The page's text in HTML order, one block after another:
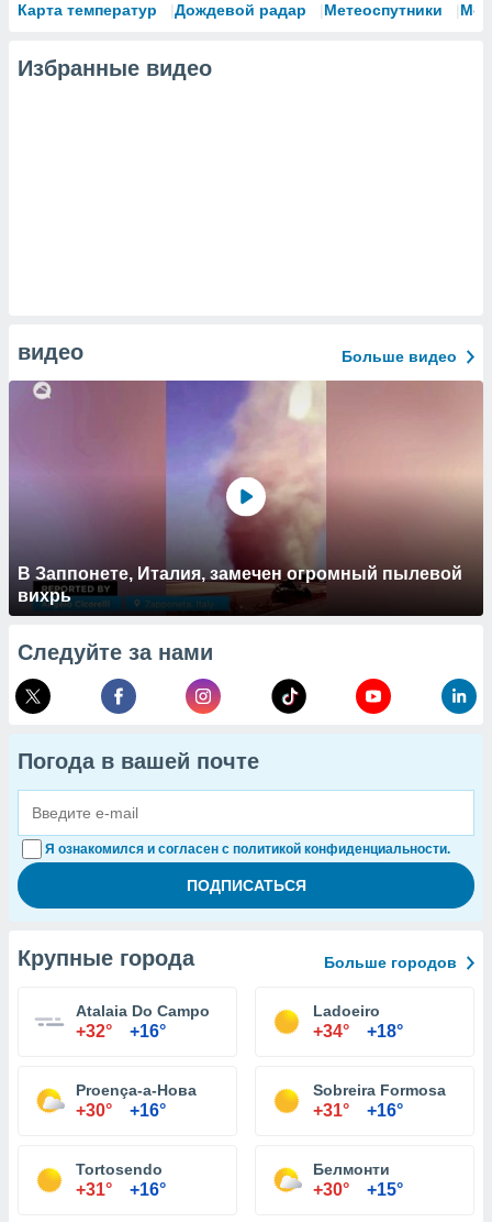
Карта температур Дождевой радар Метеоспутники
Избранные видео
видео Больше видео
В Заппонете, Италия, замечен огромный пылевой
вихрь
Следуйте за нами
Погода в вашей почте
Я ознакомился и согласен с политикой конфиденциальности.
Крупные города Больше городов
Atalaia Do Campo
+32° +16°
Ladoeiro
+34° +18°
Proença-а-Нова
+30° +16°
Sobreira Formosa
+31° +16°
Tortosendo
+31° +16°
Белмонти
+30° +15°